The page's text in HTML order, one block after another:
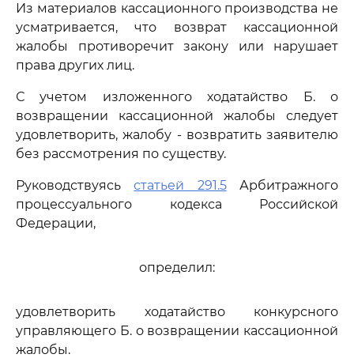
Из материалов кассационного производства не
усматривается, что возврат кассационной
жалобы противоречит закону или нарушает
права других лиц.
С учетом изложенного ходатайство Б. о
возвращении кассационной жалобы следует
удовлетворить, жалобу - возвратить заявителю
без рассмотрения по существу.
Руководствуясьстатьей 291.5Арбитражного
процессуального кодекса Российской
Федерации,
определил:
удовлетворить ходатайство конкурсного
управляющего Б. о возвращении кассационной
жалобы.